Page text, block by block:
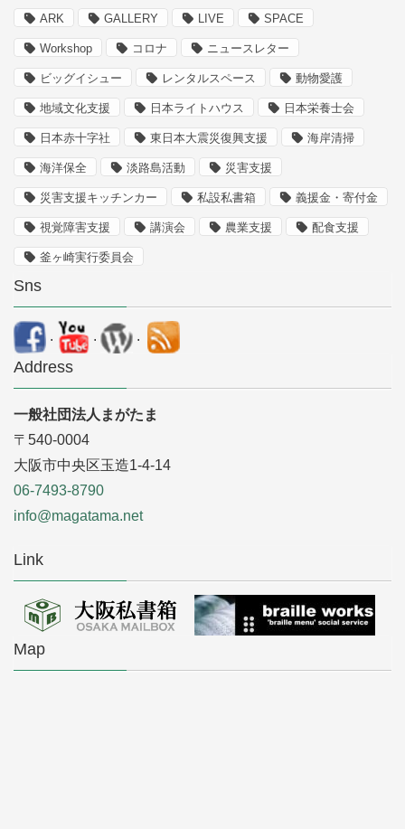
ARK GALLERY LIVE SPACE
Workshop コロナ ニュースレター
ビッグイシュー レンタルスペース 動物愛護
地域文化支援 日本ライトハウス 日本栄養士会
日本赤十字社 東日本大震災復興支援 海岸清掃
海洋保全 淡路島活動 災害支援
災害支援キッチンカー 私設私書箱 義援金・寄付金
視覚障害支援 講演会 農業支援 配食支援
釜ヶ崎実行委員会
Sns
. . .
Address
一般社団法人まがたま
〒540-0004
大阪市中央区玉造1-4-14
06-7493-8790
info@magatama.net
Link
Map